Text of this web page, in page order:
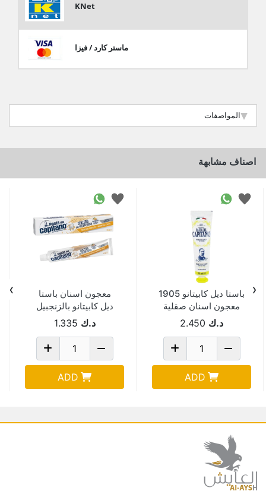
KNet
ماستر كارد / فيزا
المواصفات
اصناف مشابهة
باستا ديل كابيتانو 1905
معجون اسنان صقلية
بالليمون 75 مل
د.ك 2.450
ADD
معجون اسنان باستا
ديل كابيتانو بالزنجبيل
75 ملد.ك 1.335
ADD
‹
›